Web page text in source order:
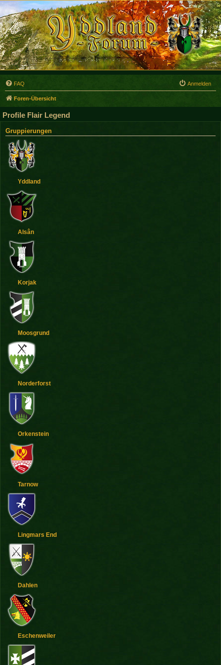
FAQ Anmelden
Foren-Übersicht
Profile Flair Legend
Gruppierungen
Yddland
Alsân
Korjak
Moosgrund
Norderforst
Orkenstein
Tarnow
Lingmars End
Dahlen
Eschenweiler